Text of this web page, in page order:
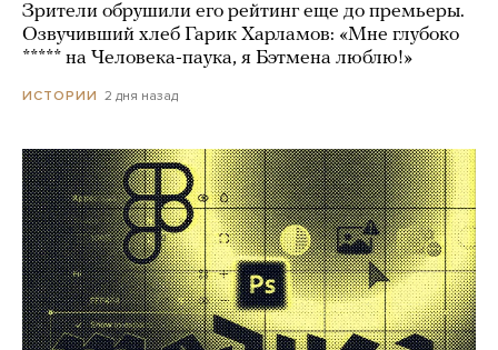
Зрители обрушили его рейтинг еще до премьеры.
Озвучивший хлеб Гарик Харламов: «Мне глубоко
***** на Человека-паука, я Бэтмена люблю!»
ИСТОРИИ 2 дня назад